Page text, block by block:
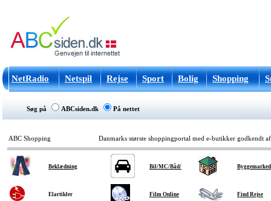
NetRadio Netspil Rejse Sport Bolig Shopping
Søg på ABCsiden.dk På nettet
ABC Shopping Danmarks største shoppingportal med e-butikker godkendt af
Beklædning Bil/MC/Båd/ Byggemarked
Elartikler Film Online Find Rejse